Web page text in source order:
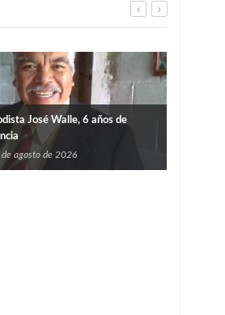
José Walle, 6 años de
de agosto de 2026